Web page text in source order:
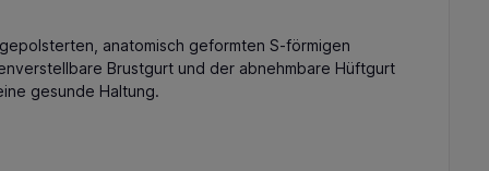
anatomisch geformten S-förmigen
Brustgurt und der abnehmbare Hüftgurt
gesunde Haltung.